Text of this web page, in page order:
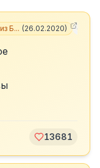
Б... (26.02.2020) +
13681